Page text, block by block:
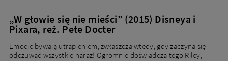
„W głowie się nie mieści” (2015) Disneya i
Pixara, reż. Pete Docter
Emocje bywają utrapieniem, zwłaszcza wtedy, gdy zaczyna się
odczuwać wszystkie naraz! Ogromnie doświadcza tego Riley,